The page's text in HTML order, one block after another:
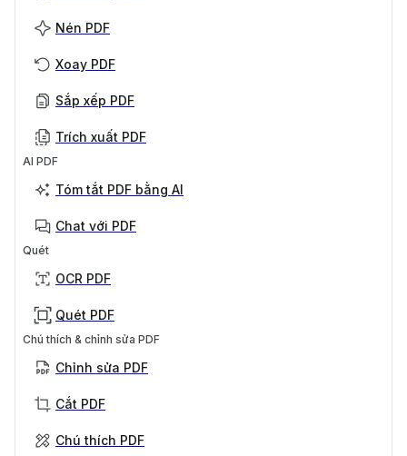
Nén PDF
Xoay PDF
Sắp xếp PDF
Trích xuất PDF
AI PDF
Tóm tắt PDF bằng AI
Chat với PDF
Quét
OCR PDF
Quét PDF
Chú thích & chỉnh sửa PDF
Chỉnh sửa PDF
Cắt PDF
Chú thích PDF